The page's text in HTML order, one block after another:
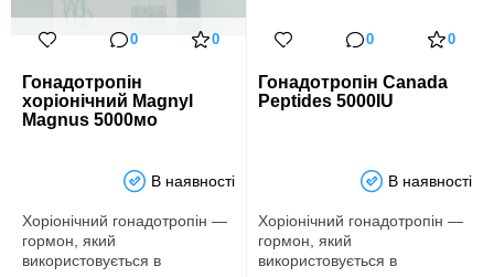
0 0
Гонадотропін
хоріонічний Magnyl
Magnus 5000мо
В наявності
Хоріонічний гонадотропін ―
гормон, який
використовується в
0 0
Гонадотропін Canada
Peptides 5000IU
В наявності
Хоріонічний гонадотропін ―
гормон, який
використовується в